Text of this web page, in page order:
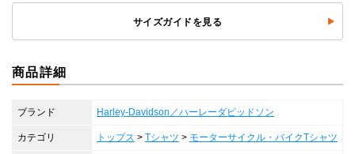
サイズガイドを見る
商品詳細
ブランド Harley-Davidson／ハーレーダビッドソン
カテゴリ トップス > Tシャツ > モーターサイクル・バイクTシャツ